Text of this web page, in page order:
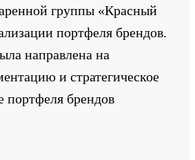
группы «Красный
портфеля брендов.
направлена на
и стратегическое
портфеля брендов